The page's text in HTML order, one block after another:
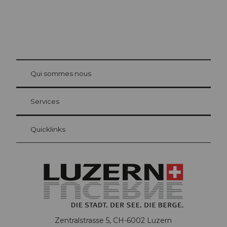
Carte d’hôte Lucerne
Vos avantages en tant qu'hôte pour la nuit
at Bre
Qui sommes nous
Services
Quicklinks
Zentralstrasse 5, CH-6002 Luzern